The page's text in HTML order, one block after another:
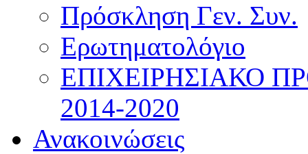
Πρόσκληση Γεν. Συν.
Ερωτηματολόγιο
ΕΠΙΧΕΙΡΗΣΙΑΚΟ
2014-2020
Ανακοινώσεις